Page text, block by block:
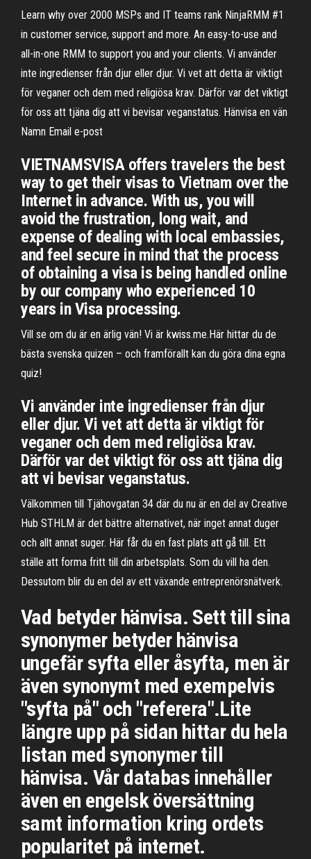
Learn why over 2000 MSPs and IT teams rank NinjaRMM #1
in customer service, support and more. An easy-to-use and
all-in-one RMM to support you and your clients. Vi använder
inte ingredienser från djur eller djur. Vi vet att detta är viktigt
för veganer och dem med religiösa krav. Därför var det viktigt
för oss att tjäna dig att vi bevisar veganstatus. Hänvisa en vän
Namn Email e-post
VIETNAMSVISA offers travelers the best
way to get their visas to Vietnam over the
Internet in advance. With us, you will
avoid the frustration, long wait, and
expense of dealing with local embassies,
and feel secure in mind that the process
of obtaining a visa is being handled online
by our company who experienced 10
years in Visa processing.
Vill se om du är en ärlig vän! Vi är kwiss.me.Här hittar du de
bästa svenska quizen – och framförallt kan du göra dina egna
quiz!
Vi använder inte ingredienser från djur
eller djur. Vi vet att detta är viktigt för
veganer och dem med religiösa krav.
Därför var det viktigt för oss att tjäna dig
att vi bevisar veganstatus.
Välkommen till Tjähovgatan 34 där du nu är en del av Creative
Hub STHLM är det bättre alternativet, när inget annat duger
och allt annat suger. Här får du en fast plats att gå till. Ett
ställe att forma fritt till din arbetsplats. Som du vill ha den.
Dessutom blir du en del av ett växande entreprenörsnätverk.
Vad betyder hänvisa. Sett till sina
synonymer betyder hänvisa
ungefär syfta eller åsyfta, men är
även synonymt med exempelvis
"syfta på" och "referera".Lite
längre upp på sidan hittar du hela
listan med synonymer till
hänvisa. Vår databas innehåller
även en engelsk översättning
samt information kring ordets
popularitet på internet.